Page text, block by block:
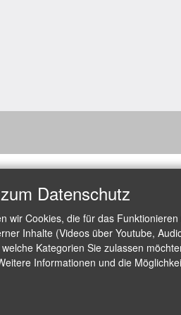
Datenschutz
Cookies, die für das
Inhalte (Videos über Youtube,
Kategorien Sie zulassen
Informationen und die